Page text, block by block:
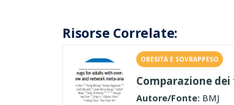
Risorse Correlate:
OBESITÀ E SOVRAPPESO
Comparazione
Autore/Fonte: BMJ